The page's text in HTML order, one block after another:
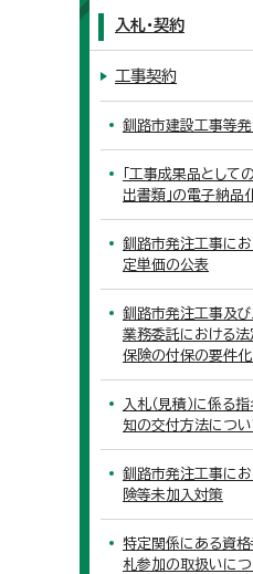
入札・契約
工事契約
釧路市建設工事等
「工事成果品として
出書類」の電子納品
釧路市発注工事に
定単価の公表
釧路市発注工事及
業務委託における
保険の付保の要件化
入札（見積）に係る指
知の交付方法につい
釧路市発注工事に
険等未加入対策
特定関係にある資格
札参加の取扱いにつ